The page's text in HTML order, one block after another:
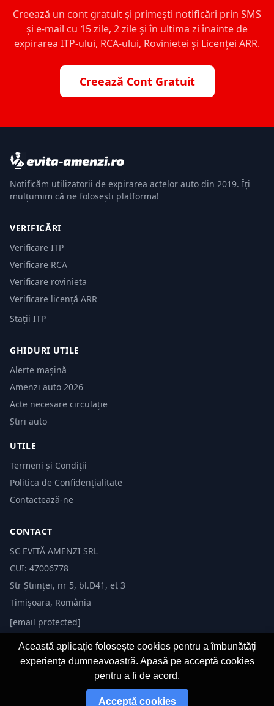
Creează un cont gratuit și primești notificări prin SMS
și e-mail cu 15 zile, 2 zile și în ultima zi înainte de
expirarea ITP-ului, RCA-ului, Rovinietei și Licenței ARR.
Creează Cont Gratuit
Notificăm utilizatorii de expirarea actelor auto din 2019. Îți
mulțumim că ne folosești platforma!
VERIFICĂRI
Verificare ITP
Verificare RCA
Verificare rovinieta
Verificare licență ARR
Stații ITP
GHIDURI UTILE
Alerte mașină
Amenzi auto 2026
Acte necesare circulație
Știri auto
UTILE
Termeni și Condiții
Politica de Confidențialitate
Contactează-ne
CONTACT
SC EVITĂ AMENZI SRL
CUI: 47006778
Str Științei, nr 5, bl.D41, et 3
Timișoara, România
[email protected]
© 2026 Evită Amenzi. Toate drepturile rezervate.
Această aplicație folosește cookies pentru a îmbunătăți
experiența dumneavoastră. Apasă pe acceptă cookies
pentru a fi de acord.
Acceptă cookies